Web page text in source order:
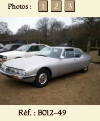
Photos : 1 2 3
Réf. : B012-49